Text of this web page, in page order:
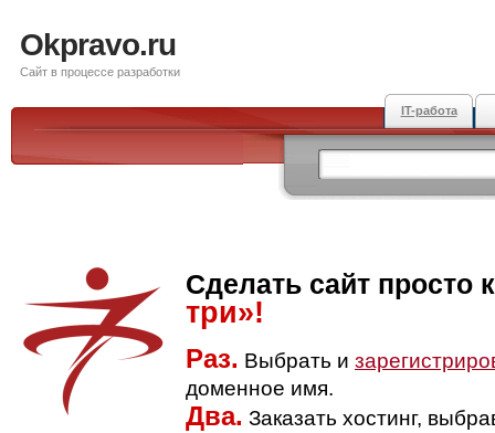
Okpravo.ru
Сайт в процессе разработки
IT-работа
Сделать сайт просто
три»!
Раз. Выбрать и
доменное имя.
Два. Заказать хостинг,